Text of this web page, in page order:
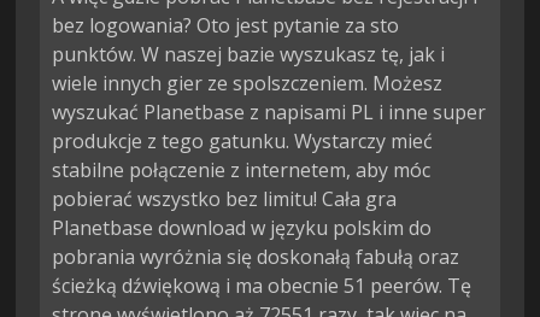
bez logowania? Oto jest pytanie za sto
punktów. W naszej bazie wyszukasz tę, jak i
wiele innych gier ze spolszczeniem. Możesz
wyszukać Planetbase z napisami PL i inne super
produkcje z tego gatunku. Wystarczy mieć
stabilne połączenie z internetem, aby móc
pobierać wszystko bez limitu! Cała gra
Planetbase download w języku polskim do
pobrania wyróżnia się doskonałą fabułą oraz
ścieżką dźwiękową i ma obecnie 51 peerów. Tę